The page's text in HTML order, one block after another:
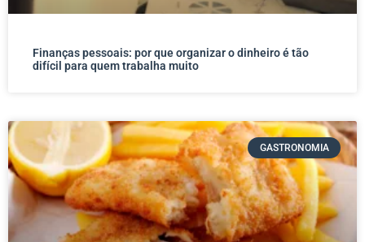
Finanças pessoais: por que organizar o dinheiro é tão
difícil para quem trabalha muito
GASTRONOMIA